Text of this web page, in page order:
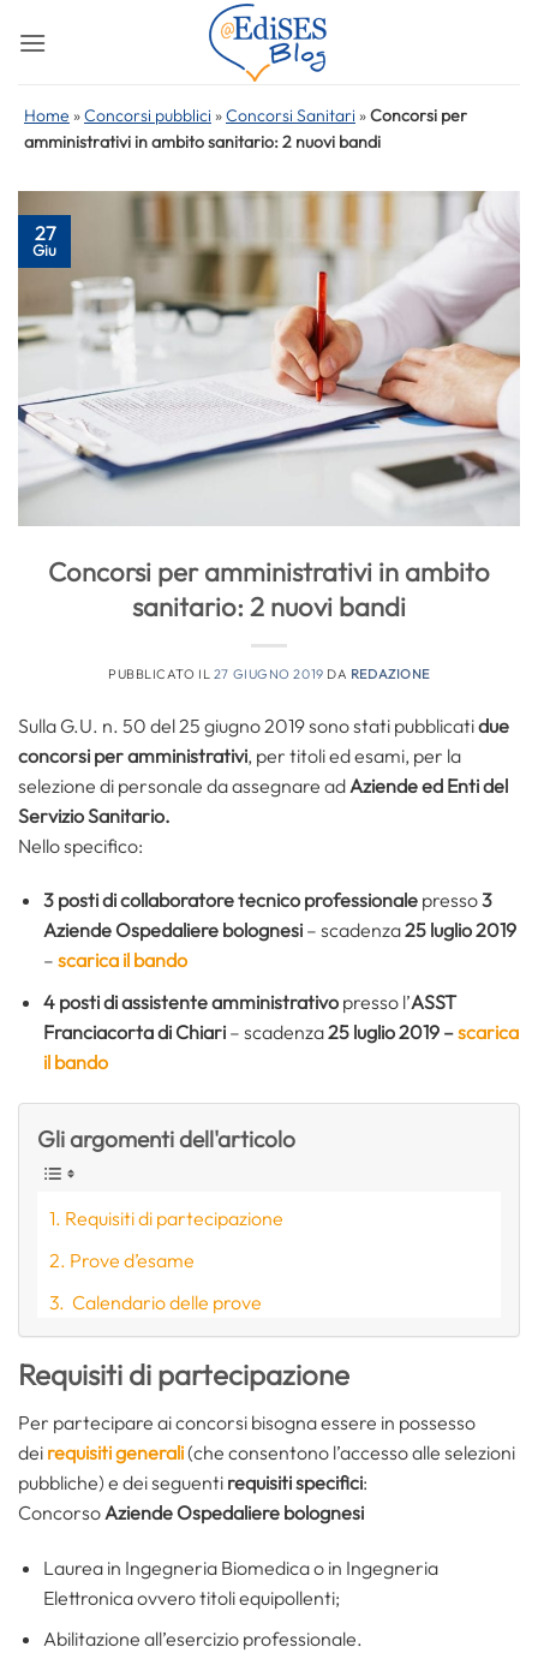
Home »Concorsi pubblici »Concorsi Sanitari »Concorsi per
amministrativi in ambito sanitario: 2 nuovi bandi
27
Giu
Concorsi per amministrativi in ambito
sanitario: 2 nuovi bandi
PUBBLICATO IL 27 GIUGNO 2019 DA REDAZIONE
Sulla G.U. n. 50 del 25 giugno 2019 sono stati pubblicatidue
concorsi per amministrativi, per titoli ed esami, per la
selezione di personale da assegnare ad Aziende ed Enti del
Servizio Sanitario.
Nello specifico:
3 posti di collaboratore tecnico professionalepresso3
Aziende Ospedaliere bolognesi– scadenza25 luglio 2019
– scarica il bando
4 posti di assistente amministrativo presso l’ASST
Franciacorta di Chiari– scadenza25 luglio 2019 –scarica
il bando
Gli argomenti dell'articolo
Requisiti di partecipazione
Prove d’esame
Calendario delle prove
Requisiti di partecipazione
Per partecipare ai concorsi bisogna essere in possesso
dei requisiti generali(che consentono l’accesso alle selezioni
pubbliche) e dei seguenti requisiti specifici:
Concorso Aziende Ospedaliere bolognesi
Laurea in Ingegneria Biomedica o in Ingegneria
Elettronica ovvero titoli equipollenti;
Abilitazione all’esercizio professionale.